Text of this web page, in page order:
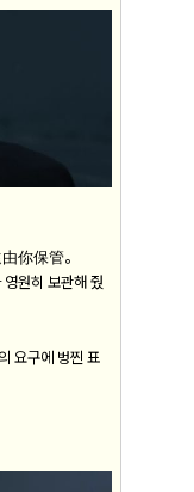
你保管。
원히 보관해 줬
요구에 벙찐 표